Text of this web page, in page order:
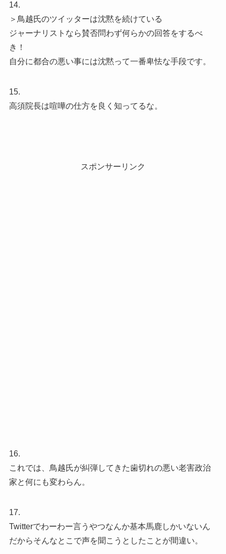
14.
＞鳥越氏のツイッターは沈黙を続けている
ジャーナリストなら賛否問わず何らかの回答をするべ
き！
自分に都合の悪い事には沈黙って一番卑怯な手段です。
15.
高須院長は喧嘩の仕方を良く知ってるな。
スポンサーリンク
16.
これでは、鳥越氏が糾弾してきた歯切れの悪い老害政治
家と何にも変わらん。
17.
Twitterでわーわー言うやつなんか基本馬鹿しかいないん
だからそんなとこで声を聞こうとしたことが間違い。